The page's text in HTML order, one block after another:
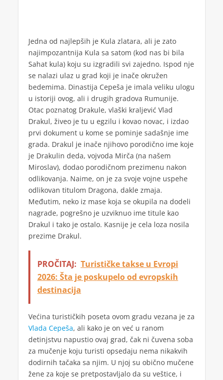
Jedna od najlepših je Kula zlatara, ali je zato
najimpozantnija Kula sa satom (kod nas bi bila
Sahat kula) koju su izgradili svi zajedno. Ispod nje
se nalazi ulaz u grad koji je inače okružen
bedemima. Dinastija Cepeša je imala veliku ulogu
u istoriji ovog, ali i drugih gradova Rumunije.
Otac poznatog Drakule, vlaški kraljević Vlad
Drakul, živeo je tu u egzilu i kovao novac, i izdao
prvi dokument u kome se pominje sadašnje ime
grada. Drakul je inače njihovo porodično ime koje
je Drakulin deda, vojvoda Mirča (na našem
Miroslav), dodao porodičnom prezimenu nakon
odlikovanja. Naime, on je za svoje vojne uspehe
odlikovan titulom Dragona, dakle zmaja.
Međutim, neko iz mase koja se okupila na dodeli
nagrade, pogrešno je uzviknuo ime titule kao
Drakul i tako je ostalo. Kasnije je cela loza nosila
prezime Drakul.
PROČITAJ: Turističke takse u Evropi
2026: Šta je poskupelo od evropskih
destinacija
Većina turističkih poseta ovom gradu vezana je za
Vlada Cepeša, ali kako je on već u ranom
detinjstvu napustio ovaj grad, čak ni čuvena soba
za mučenje koju turisti opsedaju nema nikakvih
dodirnih tačaka sa njim. U njoj su obično mučene
žene za koje se pretpostavljalo da su veštice, i